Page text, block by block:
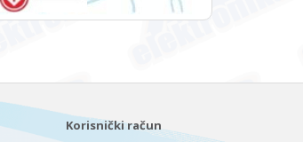
Korisnički račun